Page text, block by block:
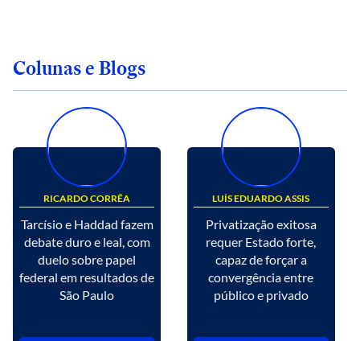
Colunas e Blogs
RICARDO CORRÊA
Tarcísio e Haddad fazem
debate duro e leal, com
duelo sobre papel
federal em resultados de
São Paulo
LUÍS EDUARDO ASSIS
Privatização exitosa
requer Estado forte,
capaz de forçar a
convergência entre
público e privado